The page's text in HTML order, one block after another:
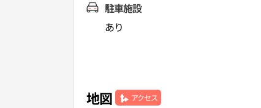
駐車施設
あり
地図 アクセス